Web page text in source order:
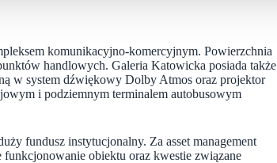
komunikacyjno-komercyjnym. Powierzchnia
handlowych. Galeria Katowicka posiada także
w system dźwiękowy Dolby Atmos oraz projektor
i podziemnym terminalem autobusowym
fundusz instytucjonalny. Za asset management
obiektu oraz kwestie związane